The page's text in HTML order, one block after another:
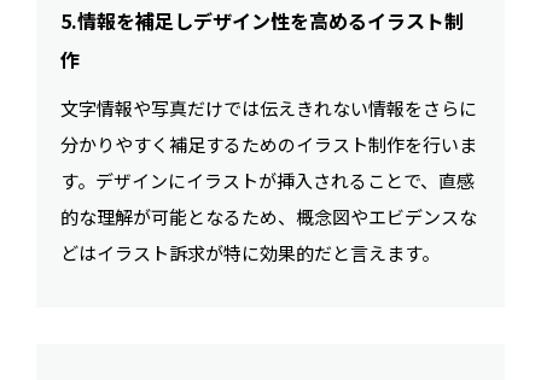
5.情報を補足しデザイン性を高めるイラスト制
作
文字情報や写真だけでは伝えきれない情報をさらに
分かりやすく補足するためのイラスト制作を行いま
す。デザインにイラストが挿入されることで、直感
的な理解が可能となるため、概念図やエビデンスな
どはイラスト訴求が特に効果的だと言えます。